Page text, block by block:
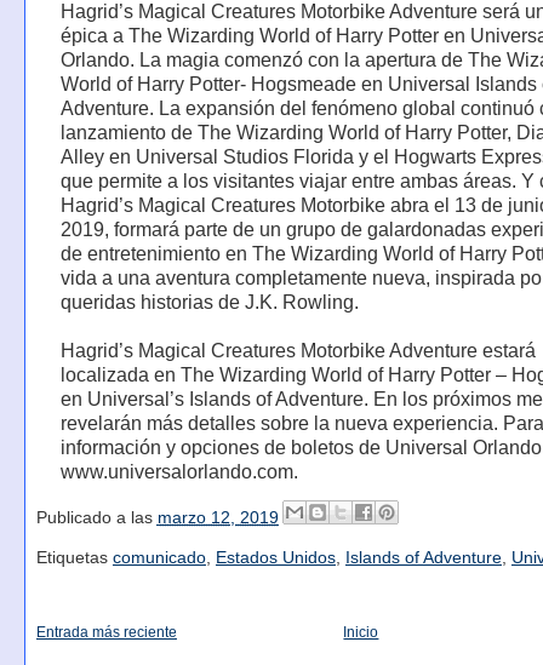
Hagrid’s Magical Creatures Motorbike Adventure será
épica a The Wizarding World of Harry Potter en
Orlando. La magia comenzó con la apertura de The
World of Harry Potter- Hogsmeade en Universal Islands
Adventure. La expansión del fenómeno global continuó
lanzamiento de The Wizarding World of Harry Potter,
Alley en Universal Studios Florida y el Hogwarts
que permite a los visitantes viajar entre ambas áreas. Y
Hagrid’s Magical Creatures Motorbike abra el 13 de
2019, formará parte de un grupo de galardonadas
de entretenimiento en The Wizarding World of Harry
vida a una aventura completamente nueva, inspirada
queridas historias de J.K. Rowling.
Hagrid’s Magical Creatures Motorbike Adventure estará
localizada en The Wizarding World of Harry Potter –
en Universal’s Islands of Adventure. En los próximos
revelarán más detalles sobre la nueva experiencia.
información y opciones de boletos de Universal
www.universalorlando.com.
Publicado a las marzo 12, 2019
Etiquetas comunicado, Estados Unidos, Islands of Adventure,
Entrada más reciente Inicio